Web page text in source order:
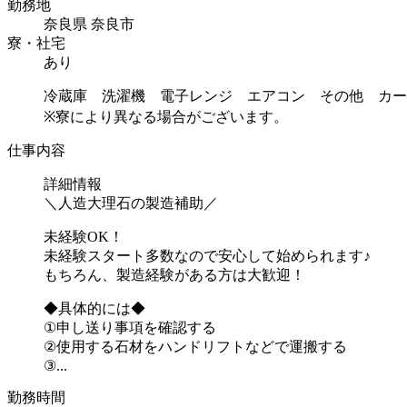
勤務地
奈良県 奈良市
寮・社宅
あり
冷蔵庫 洗濯機 電子レンジ エアコン その他 カー
※寮により異なる場合がございます。
仕事内容
詳細情報
＼人造大理石の製造補助／
未経験OK！
未経験スタート多数なので安心して始められます♪
もちろん、製造経験がある方は大歓迎！
◆具体的には◆
①申し送り事項を確認する
②使用する石材をハンドリフトなどで運搬する
③...
勤務時間